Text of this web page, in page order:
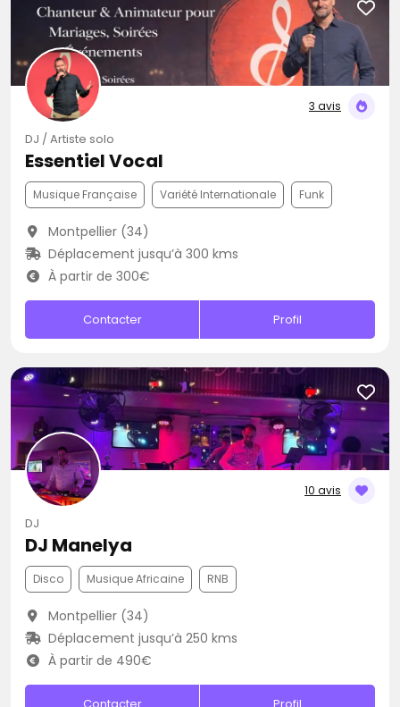
3 avis
DJ / Artiste solo
Essentiel Vocal
Musique Française Variété Internationale Funk
Montpellier (34)
Déplacement jusqu’à 300 kms
À partir de 300€
Contacter Profil
10 avis
DJ
DJ Manelya
Disco Musique Africaine RNB
Montpellier (34)
Déplacement jusqu’à 250 kms
À partir de 490€